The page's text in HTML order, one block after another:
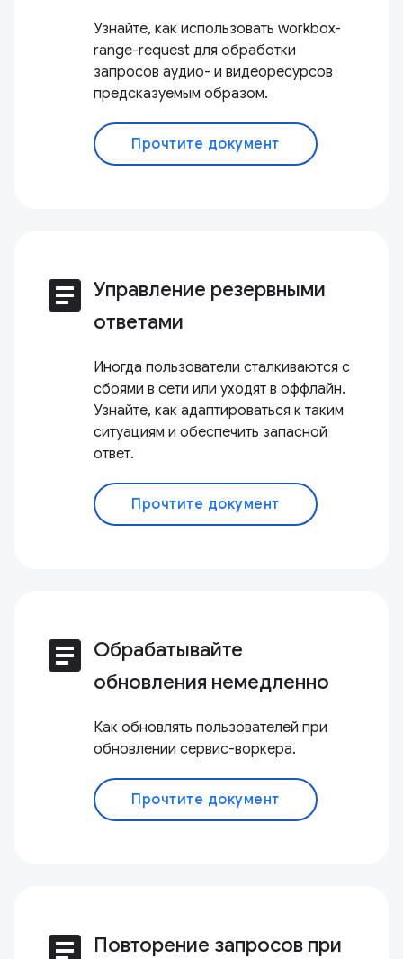
Узнайте, как использовать workbox-
range-request для обработки
запросов аудио- и видеоресурсов
предсказуемым образом.
Прочтите документ
article Управление резервными
ответами
Иногда пользователи сталкиваются с
сбоями в сети или уходят в оффлайн.
Узнайте, как адаптироваться к таким
ситуациям и обеспечить запасной
ответ.
Прочтите документ
article Обрабатывайте
обновления немедленно
Как обновлять пользователей при
обновлении сервис-воркера.
Прочтите документ
Повторение запросов при